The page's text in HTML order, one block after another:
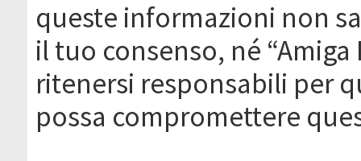
queste informazioni non
il tuo consenso, né
ritenersi responsabili per
possa compromettere